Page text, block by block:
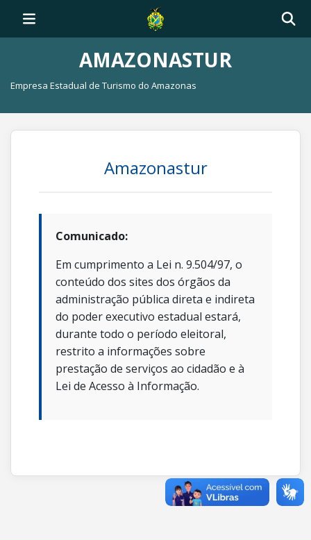
AMAZONASTUR
Empresa Estadual de Turismo do Amazonas
Amazonastur
Comunicado:
Em cumprimento a Lei n. 9.504/97, o
conteúdo dos sites dos órgãos da
administração pública direta e indireta
do poder executivo estadual estará,
durante todo o período eleitoral,
restrito a informações sobre
prestação de serviços ao cidadão e à
Lei de Acesso à Informação.